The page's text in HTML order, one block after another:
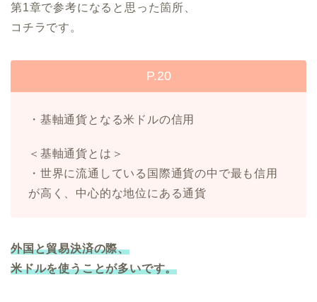
第1章で参考になると思った箇所、
コチラです。
P.20
・基軸通貨となる米ドルの信用
＜基軸通貨とは＞
・世界に流通している国際通貨の中で最も信用
が高く、中心的な地位にある通貨
外国と貿易決済の際、
米ドルを使うことが多いです。